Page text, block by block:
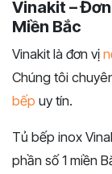
Vinakit –
Miền Bắc
Vinakit là đơn vị
Chúng tôi
bếp uy tín.
Tủ bếp inox
phần số 1 miền